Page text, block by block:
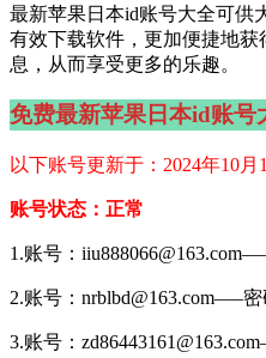
最新苹果日本id账号大全可供
有效下载软件，更加便捷地
息，从而享受更多的乐趣。
免费最新苹果日本id账号
以下账号更新于：2024年10月
账号状态：正常
1.账号：
2.账号：nrblbd@163.com—–
3.账号：